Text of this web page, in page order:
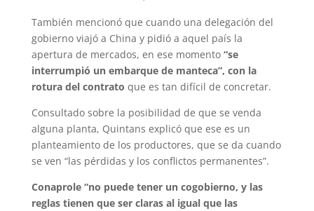
También mencionó que cuando una delegación del
gobierno viajó a China y pidió a aquel país la
apertura de mercados, en ese momento “se
interrumpió un embarque de manteca”, con la
rotura del contrato que es tan difícil de concretar.
Consultado sobre la posibilidad de que se venda
alguna planta, Quintans explicó que ese es un
planteamiento de los productores, que se da cuando
se ven “las pérdidas y los conflictos permanentes”.
Conaprole “no puede tener un cogobierno, y las
reglas tienen que ser claras al igual que las